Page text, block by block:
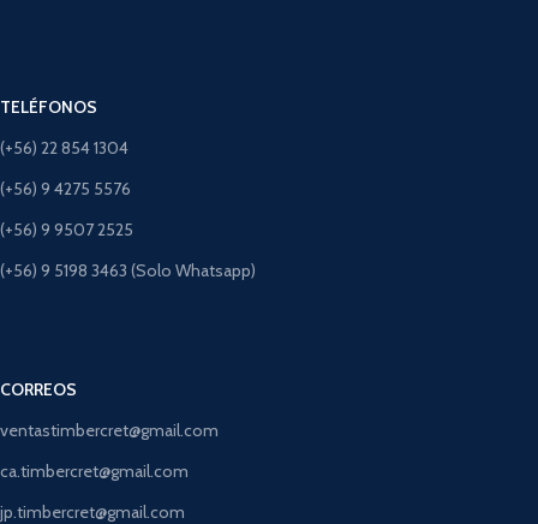
TELÉFONOS
(+56) 22 854 1304
(+56) 9 4275 5576
(+56) 9 9507 2525
(+56) 9 5198 3463 (Solo Whatsapp)
CORREOS
ventastimbercret@gmail.com
ca.timbercret@gmail.com
jp.timbercret@gmail.com